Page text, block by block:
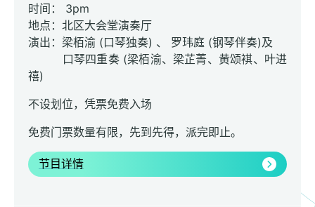
时间： 3pm
地点：北区大会堂演奏厅
演出：梁栢渝 (口琴独奏) 、 罗玮庭 (钢琴伴奏)及
口琴四重奏 (梁栢渝、梁芷菁、黄颂褀、叶进
禧)
不设划位，凭票免费入场
免费门票数量有限，先到先得，派完即止。
节目详情